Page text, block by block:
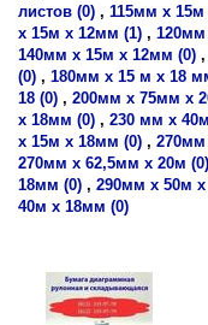
листов (0) , 115мм х
х 15м х 12мм (1) , 120мм
140мм х 15м х 12мм (0)
(0) , 180мм х 15 м х 18
18 (0) , 200мм х 75мм х
х 18мм (0) , 230 мм х
х 15м х 18мм (0) , 270мм
270мм х 62,5мм х 20м (0)
18мм (0) , 290мм х 50м
40м х 18мм (0)